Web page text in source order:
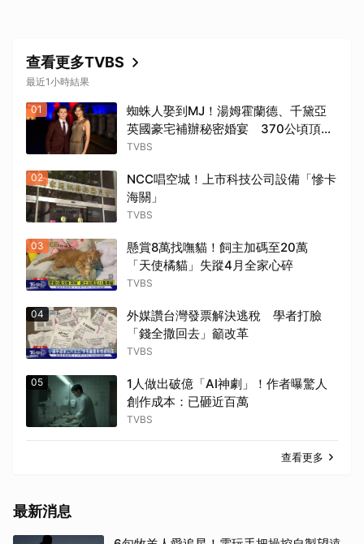
查看更多TVBS
最近1小時結果
01
蜘蛛人娶到MJ！湯姆霍蘭德、千黛亞
英國豪宅補辦秘密婚宴 370公頃頂級
莊園派對曝光
TVBS
02
NCC唱空城！上市科技公司設備「慘卡
海關」
TVBS
03
懸賞8萬找嘸貓！飼主加碼至20萬
「天使橘貓」失蹤4月全家心碎
TVBS
04
外媒讚台灣發票解決逃稅 學者打臉
「錢全撒回去」籲改革
TVBS
05
1人做出破億「AI神劇」！作者曝驚人
創作成本：已砸近百萬
TVBS
查看更多
最新消息